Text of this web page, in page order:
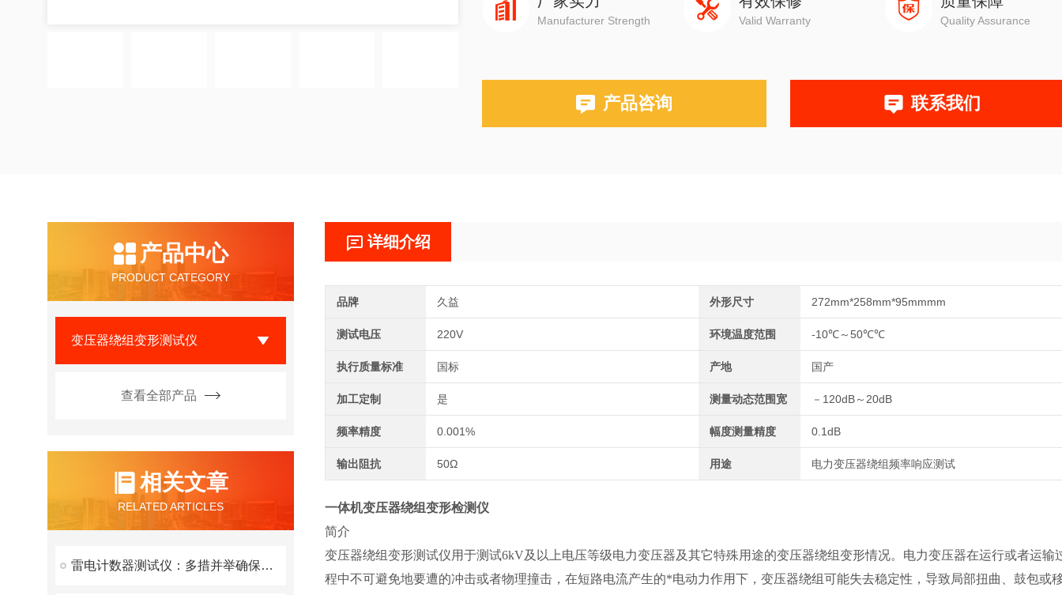
Manufacturer Strength Valid Warranty Quality Assurance
产品咨询 联系我们
产品中心
PRODUCT CATEGORY
变压器绕组变形测试仪
查看全部产品
相关文章
RELATED ARTICLES
雷电计数器测试仪：多措并举确保测试结果精准可靠
详细介绍
品牌 久益 外形尺寸 272mm*258mm*95mmmm
测试电压 220V 环境温度范围 -10℃～50℃℃
执行质量标准 国标 产地 国产
加工定制 是 测量动态范围宽 －120dB～20dB
频率精度 0.001% 幅度测量精度 0.1dB
输出阻抗 50Ω 用途 电力变压器绕组频率响应测试
一体机变压器绕组变形检测仪
简介
变压器绕组变形测试仪用于测试6kV及以上电压等级电力变压器及其它特殊用途的变压器绕组变形情况。电力变压器在运行或者运输
程中不可避免地要遭的冲击或者物理撞击，在短路电流产生的*电动力作用下，变压器绕组可能失去稳定性，导致局部扭曲、鼓包或